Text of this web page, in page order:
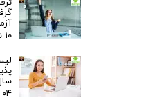
۱۰ شهریور ۰۴
سال
۰۴ شهریور ۰۴